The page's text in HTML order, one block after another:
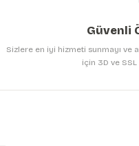
Güvenli
Sizlere en iyi hizmeti sunmayı ve
için 3D ve